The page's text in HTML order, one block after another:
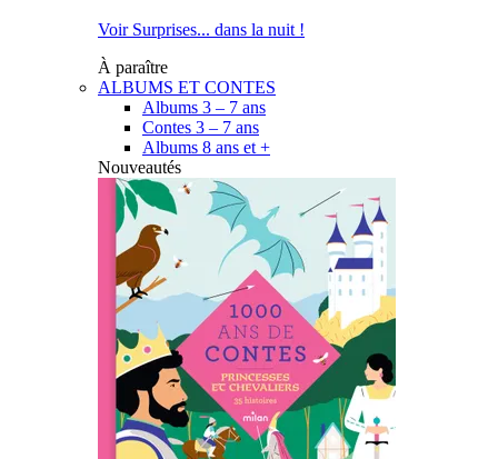
Voir Surprises... dans la nuit !
À paraître
ALBUMS ET CONTES
Albums 3 – 7 ans
Contes 3 – 7 ans
Albums 8 ans et +
Nouveautés